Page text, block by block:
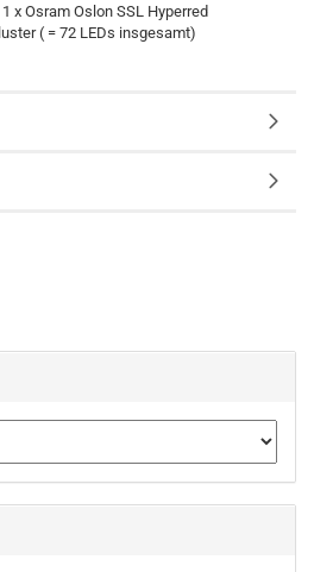
x Osram Oslon SSL Hyperred
( = 72 LEDs insgesamt)